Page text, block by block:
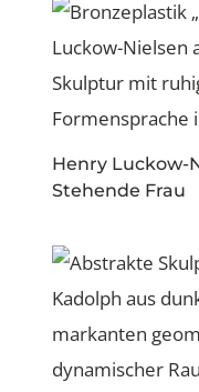
Henry Luckow-
Stehende Frau